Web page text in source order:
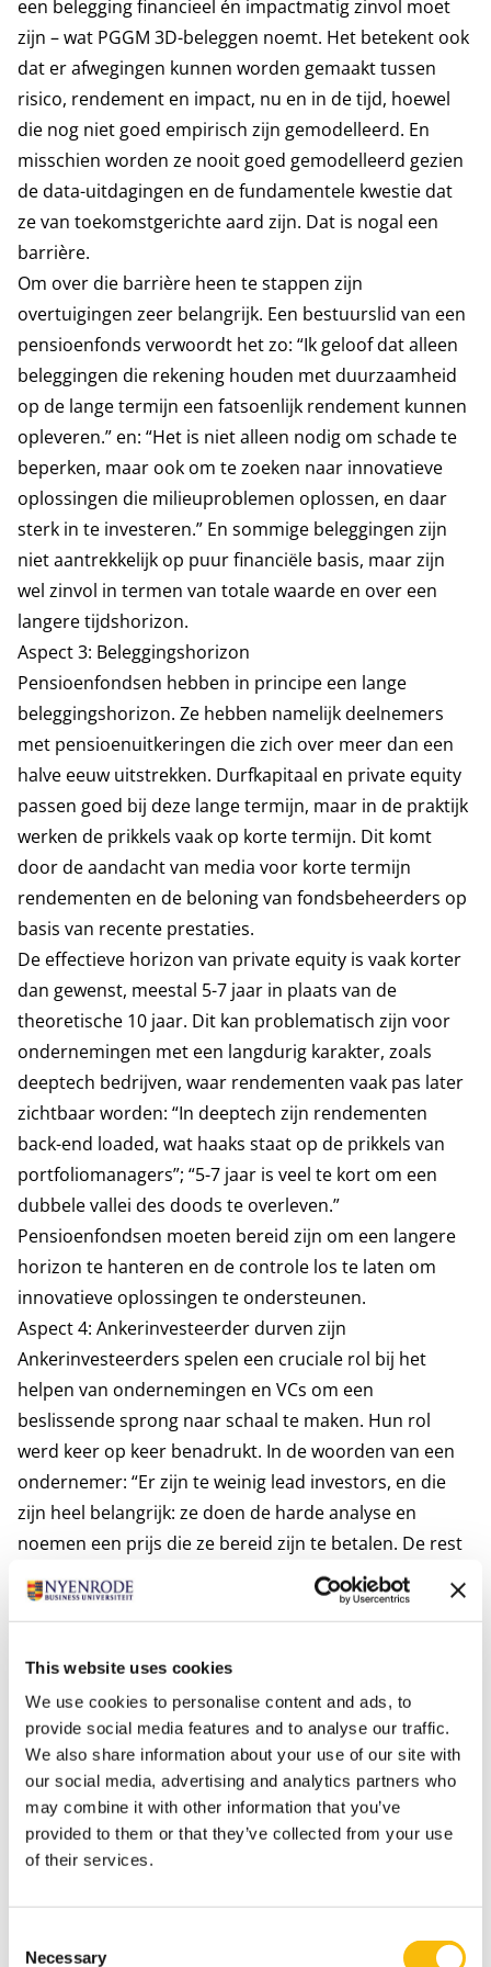
This website uses cookies
We use cookies to personalise content and ads, to
provide social media features and to analyse our traffic.
We also share information about your use of our site with
our social media, advertising and analytics partners who
may combine it with other information that you’ve
provided to them or that they’ve collected from your use
of their services.
Selection
Necessary
een belegging financieel én impactmatig zinvol moet
zijn – wat PGGM 3D-beleggen noemt. Het betekent ook
dat er afwegingen kunnen worden gemaakt tussen
risico, rendement en impact, nu en in de tijd, hoewel
die nog niet goed empirisch zijn gemodelleerd. En
misschien worden ze nooit goed gemodelleerd gezien
de data-uitdagingen en de fundamentele kwestie dat
ze van toekomstgerichte aard zijn. Dat is nogal een
barrière.
Om over die barrière heen te stappen zijn
overtuigingen zeer belangrijk. Een bestuurslid van een
pensioenfonds verwoordt het zo: “Ik geloof dat alleen
beleggingen die rekening houden met duurzaamheid
op de lange termijn een fatsoenlijk rendement kunnen
opleveren.” en: “Het is niet alleen nodig om schade te
beperken, maar ook om te zoeken naar innovatieve
oplossingen die milieuproblemen oplossen, en daar
sterk in te investeren.” En sommige beleggingen zijn
niet aantrekkelijk op puur financiële basis, maar zijn
wel zinvol in termen van totale waarde en over een
langere tijdshorizon.
Aspect 3: Beleggingshorizon
Pensioenfondsen hebben in principe een lange
beleggingshorizon. Ze hebben namelijk deelnemers
met pensioenuitkeringen die zich over meer dan een
halve eeuw uitstrekken. Durfkapitaal en private equity
passen goed bij deze lange termijn, maar in de praktijk
werken de prikkels vaak op korte termijn. Dit komt
door de aandacht van media voor korte termijn
rendementen en de beloning van fondsbeheerders op
basis van recente prestaties.
De effectieve horizon van private equity is vaak korter
dan gewenst, meestal 5-7 jaar in plaats van de
theoretische 10 jaar. Dit kan problematisch zijn voor
ondernemingen met een langdurig karakter, zoals
deeptech bedrijven, waar rendementen vaak pas later
zichtbaar worden: “In deeptech zijn rendementen
back-end loaded, wat haaks staat op de prikkels van
portfoliomanagers”; “5-7 jaar is veel te kort om een
dubbele vallei des doods te overleven.”
Pensioenfondsen moeten bereid zijn om een langere
horizon te hanteren en de controle los te laten om
innovatieve oplossingen te ondersteunen.
Aspect 4: Ankerinvesteerder durven zijn
Ankerinvesteerders spelen een cruciale rol bij het
helpen van ondernemingen en VCs om een
beslissende sprong naar schaal te maken. Hun rol
werd keer op keer benadrukt. In de woorden van een
ondernemer: “Er zijn te weinig lead investors, en die
zijn heel belangrijk: ze doen de harde analyse en
noemen een prijs die ze bereid zijn te betalen. De rest
volgt daarna, ook de investeerders die je eerst hebben
afgewezen.”
verbindingsuitdaging zijn, maar pensioenfondsen
moeten deze rol durven nemen. Een voorbeeld
hiervan is PME, dat in 2018 het deeptech VC-fonds
Innovation Industries ondersteunde. Zonder hun
steun had het fonds niet de impact kunnen maken die
het sindsdien heeft gemaakt. Ankerinvesteerders
creëren meer toegang tot financiering en helpen
het succes van startups.